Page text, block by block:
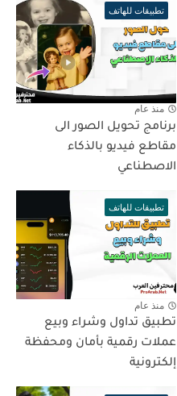
تطبيقات للهاتف
منذ عام
برنامج تحويل الصور الى
مقاطع فيديو بالذكاء
الاصطناعي
تطبيقات للهاتف
منذ عام
تطبيق تداول وشراء وبيع
عملات رقمية بأمان ومحفظة
إلكترونية